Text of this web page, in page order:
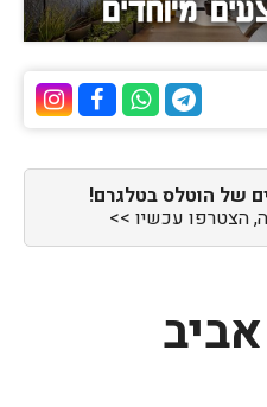
ערוץ ערוץ
ערוץ הוואטסאפ של
ערוץ הטלגרם של הוטלס
של הוטלס בטלגרם!